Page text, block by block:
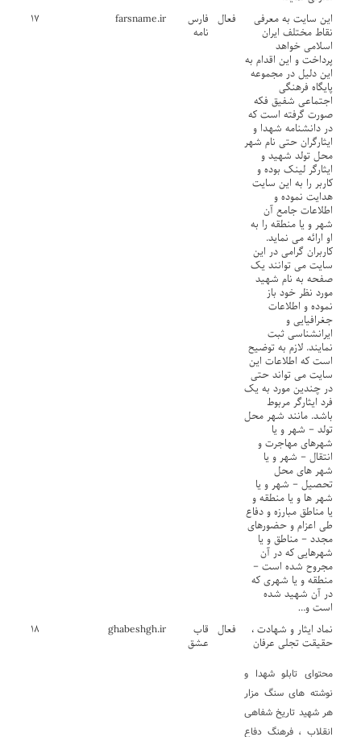
این سایت به معرفی
نقاط مختلف ایران
اسلامی خواهد
پرداخت و این اقدام به
این دلیل در مجموعه
پایگاه فرهنگی
اجتماعی شفیق فکه
صورت گرفته است که
در دانشنامه شهدا و
ایثارگران حتی نام شهر
محل تولد شهید و
ایثارگر لینک بوده و
کاربر را به این سایت
هدایت نموده و
اطلاعات جامع آن
شهر و یا منطقه را به
او ارائه می نماید.
کاربران گرامی در این
سایت می توانند یک
صفحه به نام شهید
مورد نظر خود باز
نموده و اطلاعات
جغرافیایی و
ایرانشناسی ثبت
نمایند. لازم به توضیح
است که اطلاعات این
سایت می تواند حتی
در چندین مورد به یک
فرد ایثارگر مربوط
باشد. مانند شهر محل
تولد – شهر و یا
شهرهای مهاجرت و
انتقال – شهر و یا
شهر های محل
تحصیل – شهر و یا
شهر ها و یا منطقه و
یا مناطق مبارزه و دفاع
طی اعزام و حضورهای
مجدد – مناطق و یا
شهرهایی که در آن
مجروح شده است –
منطقه و یا شهری که
در آن شهید شده
است و…
فعال فارس
نامه
farsname.ir ۱۷
نماد ایثار و شهادت ،
حقیقت تجلی عرفان
محتوای تابلو شهدا و
نوشته های سنگ مزار
هر شهید تاریخ شفاهی
انقلاب ، فرهنگ دفاع
فعال قاب
عشق
ghabeshgh.ir ۱۸